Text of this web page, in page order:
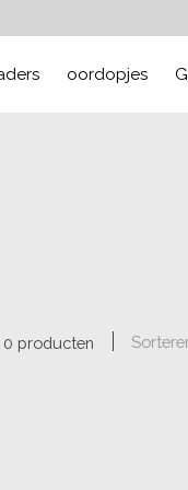
oordopjes
0 producten